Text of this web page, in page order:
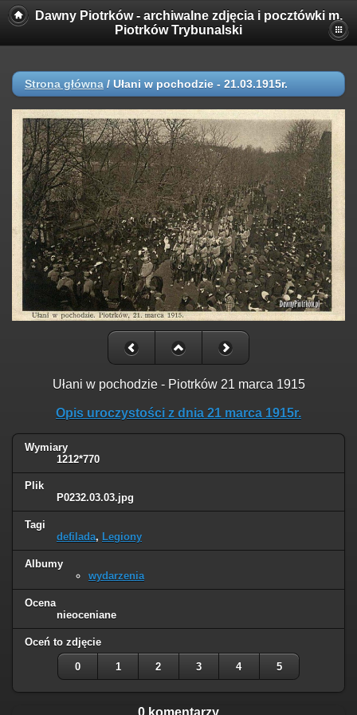
Dawny Piotrków - archiwalne zdjęcia i pocztówki m.
Piotrków Trybunalski
Strona główna / Ułani w pochodzie - 21.03.1915r.
Ułani w pochodzie - Piotrków 21 marca 1915
Opis uroczystości z dnia 21 marca 1915r.
Wymiary
1212*770
Plik
P0232.03.03.jpg
Tagi
defilada, Legiony
Albumy
wydarzenia
Ocena
nieoceniane
Oceń to zdjęcie
0 1 2 3 4 5